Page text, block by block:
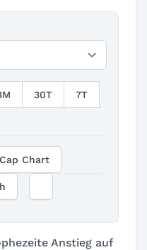
30T 7T
Chart
Anstieg auf